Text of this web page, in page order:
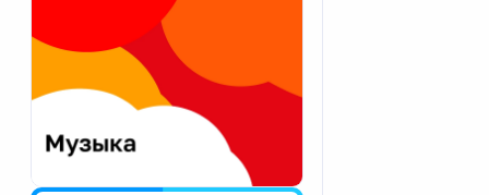
Екатеринбург
Калининград
Калуга